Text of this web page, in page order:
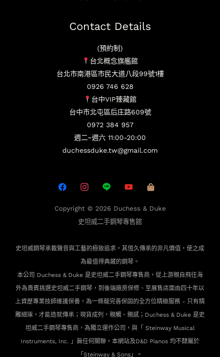
Contact Details
(預約制)
台北概念旗艦館
台北市南港區市民大道八段99號1樓
0926 746 628
台中VIP臻藏館
台中市北屯區后庄路609號
0972 384 957
週二~週六 11:00-20:00
duchessduke.tw@gmail.com
Copyright © 2026 Duchess & Duke
史坦威二手鋼琴專售館
史坦威鋼琴承載聲音與工藝的極致追求，其恆久傳承的非凡價值，使之成
為最值得典藏的鋼琴。
本公司 Duchess & Duke 是史坦威二手鋼琴專售商，從上游親自飛往海
外為貴賓挑選史坦威二手鋼琴，到後端廠房保修、至展售店面由四十年以
上資歷專業技師維護保養，為一條龍完善保固的全方位精緻服務 - 只有精
雕細琢，才能造就傳承；現貨成列，親觸、親感；Duchess & Duke 是史
坦威二手鋼琴專售商，為獨立運作公司，與「 Steinway Musical
Instruments, Inc. 」無任何關聯。本網站及D&D Pianos 均不隸屬於
「Steinway & Sons」。